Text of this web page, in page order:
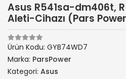
Asus R541sa-dm406t,
Aleti-Cihazı (Pars
Ürün Kodu: GYB74WD7
Marka: ParsPower
Kategori: Asus